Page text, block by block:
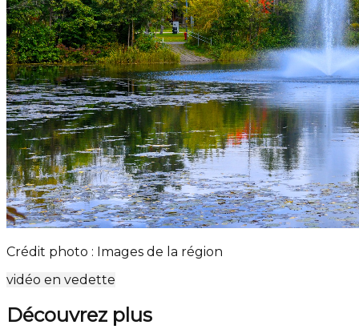
Crédit photo : Images de la région
vidéo en vedette
Découvrez plus